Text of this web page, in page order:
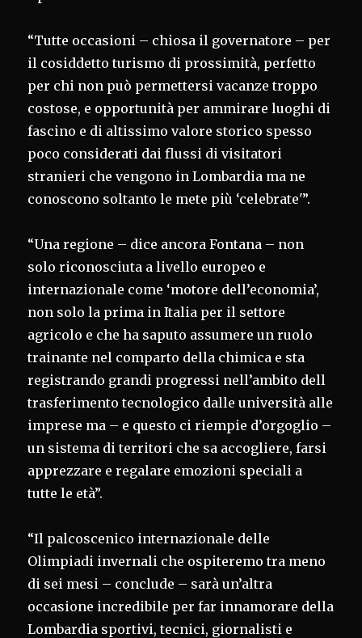
“Tutte occasioni – chiosa il governatore – per
il cosiddetto turismo di prossimità, perfetto
per chi non può permettersi vacanze troppo
costose, e opportunità per ammirare luoghi di
fascino e di altissimo valore storico spesso
poco considerati dai flussi di visitatori
stranieri che vengono in Lombardia ma ne
conoscono soltanto le mete più ‘celebrate'”.
“Una regione – dice ancora Fontana – non
solo riconosciuta a livello europeo e
internazionale come ‘motore dell’economia’,
non solo la prima in Italia per il settore
agricolo e che ha saputo assumere un ruolo
trainante nel comparto della chimica e sta
registrando grandi progressi nell’ambito dell
trasferimento tecnologico dalle università alle
imprese ma – e questo ci riempie d’orgoglio –
un sistema di territori che sa accogliere, farsi
apprezzare e regalare emozioni speciali a
tutte le età”.
“Il palcoscenico internazionale delle
Olimpiadi invernali che ospiteremo tra meno
di sei mesi – conclude – sarà un’altra
occasione incredibile per far innamorare della
Lombardia sportivi, tecnici, giornalisti e